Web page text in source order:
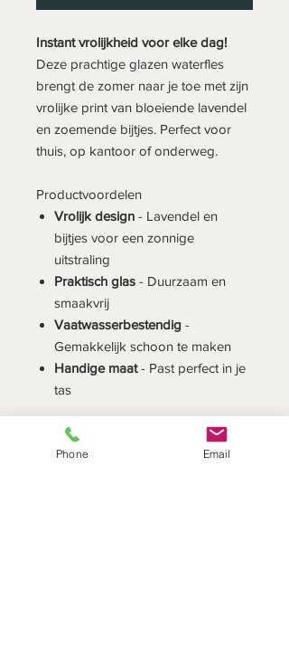
Instant vrolijkheid voor elke dag!
Deze prachtige glazen waterfles
brengt de zomer naar je toe met zijn
vrolijke print van bloeiende lavendel
en zoemende bijtjes. Perfect voor
thuis, op kantoor of onderweg.
Productvoordelen
Vrolijk design - Lavendel en
bijtjes voor een zonnige
uitstraling
Praktisch glas - Duurzaam en
smaakvrij
Vaatwasserbestendig -
Gemakkelijk schoon te maken
Handige maat- Past perfect in je
tas
Specificaties
Hoogte:
Phone Email